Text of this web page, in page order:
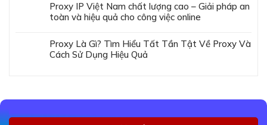
Proxy IP Việt Nam chất lượng cao – Giải pháp an
toàn và hiệu quả cho công việc online
Proxy Là Gì? Tìm Hiểu Tất Tần Tật Về Proxy Và
Cách Sử Dụng Hiệu Quả